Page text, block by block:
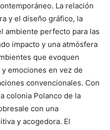
La relación
y el diseño gráfico, la
ambiente perfecto para las
impacto y una atmósfera
que evoquen
emociones en vez de
convencionales. Con
colonia Polanco de la
con una
y acogedora. El